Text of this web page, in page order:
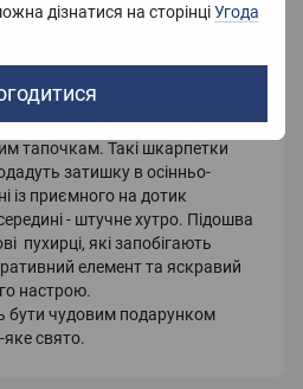
дізнатися на сторінціУгода
шкарпетки, які є чудовою
тапочкам. Такі шкарпетки
затишку в осінньо-
із приємного на дотик
- штучне хутро. Підошва
пухирці, які запобігають
елемент та яскравий
настрою.
бути чудовим подарунком
свято.